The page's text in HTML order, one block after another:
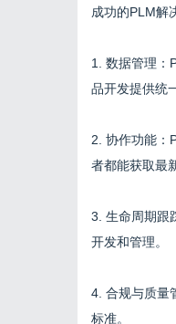
成功的PLM解
1. 数据管理：
品开发提供统
2. 协作功能：
者都能获取最
3. 生命周期跟
开发和管理。
4. 合规与质量
标准。